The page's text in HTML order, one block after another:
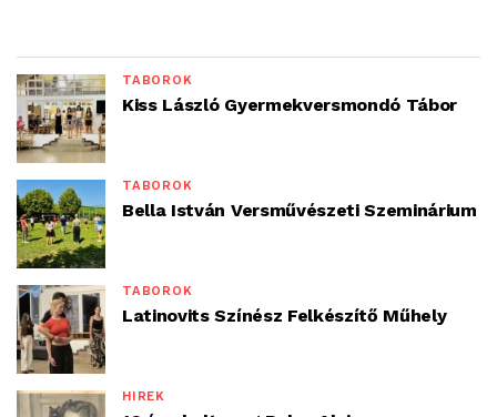
TÁBOROK
Kiss László Gyermekversmondó Tábor
TÁBOROK
Bella István Versművészeti Szeminárium
TÁBOROK
Latinovits Színész Felkészítő Műhely
HÍREK